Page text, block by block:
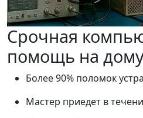
Срочная
помощь на
Более 90% поломок
Мастер приедет в